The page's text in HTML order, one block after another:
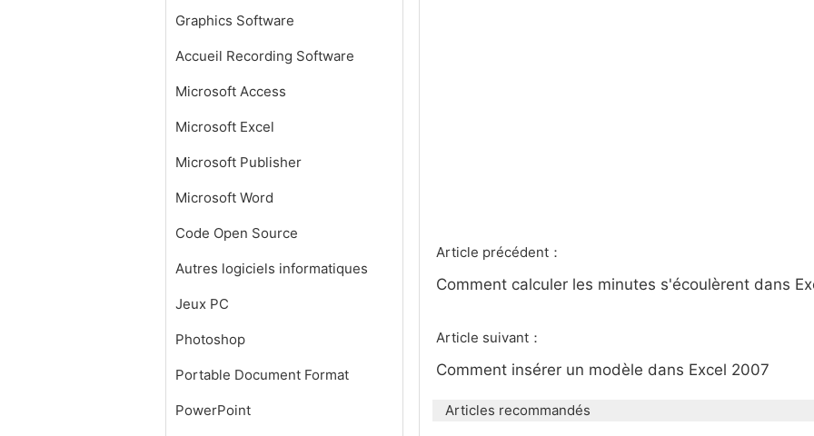
Graphics Software
Accueil Recording Software
Microsoft Access
Microsoft Excel
Microsoft Publisher
Microsoft Word
Code Open Source
Autres logiciels informatiques
Jeux PC
Photoshop
Portable Document Format
PowerPoint
Article précédent：
Comment calculer les minutes s'écoulèrent dans
Article suivant：
Comment insérer un modèle dans Excel 2007
Articles recommandés